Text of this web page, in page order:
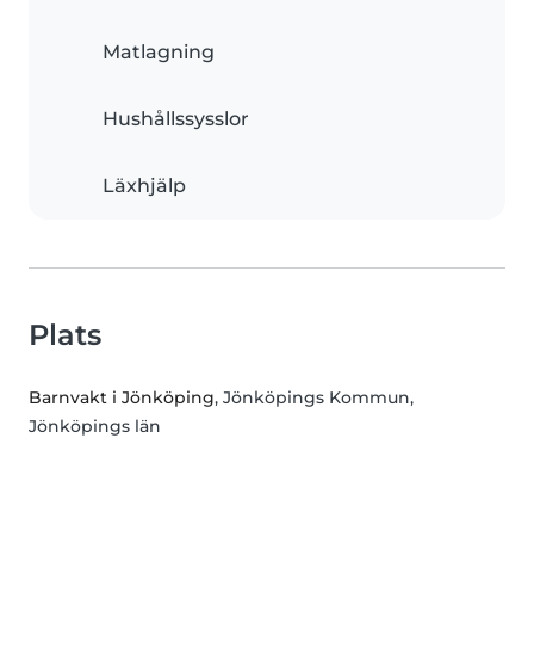
Matlagning
Hushållssysslor
Läxhjälp
Plats
Barnvakt i Jönköping, Jönköpings Kommun,
Jönköpings län